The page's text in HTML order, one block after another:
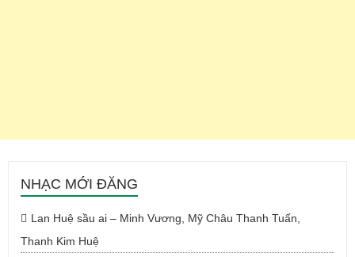
NHẠC MỚI ĐĂNG
Lan Huệ sầu ai – Minh Vương, Mỹ Châu Thanh Tuấn,
Thanh Kim Huệ